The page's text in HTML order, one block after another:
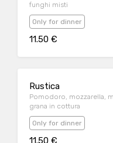
funghi misti
Only for dinner
11.50 €
Rustica
Pomodoro, mozzarella,
grana in cottura
Only for dinner
11.50 €